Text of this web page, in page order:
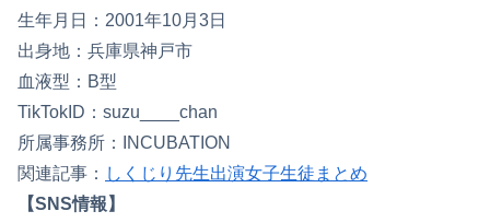
生年月日：2001年10月3日
出身地：兵庫県神戸市
血液型：B型
TikTokID：suzu____chan
所属事務所：INCUBATION
関連記事： しくじり先生出演女子生徒まとめ
【SNS情報】